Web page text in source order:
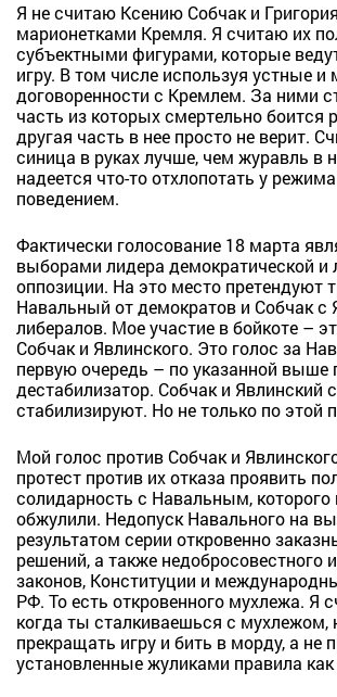
Я не считаю Ксению Собчак и
марионетками Кремля. Я считаю их
субъектными фигурами, которые
игру. В том числе используя устные
договоренности с Кремлем. За ними
часть из которых смертельно боится
другая часть в нее просто не верит.
синица в руках лучше, чем журавль в
надеется что-то отхлопотать у
поведением.
Фактически голосование 18 марта
выборами лидера демократической и
оппозиции. На это место претендуют
Навальный от демократов и Собчак с
либералов. Мое участие в бойкоте –
Собчак и Явлинского. Это голос за
первую очередь – по указанной выше
дестабилизатор. Собчак и Явлинский
стабилизируют. Но не только по этой
Мой голос против Собчак и
протест против их отказа проявить
солидарность с Навальным, которого
обжулили. Недопуск Навального на
результатом серии откровенно
решений, а также недобросовестного
законов, Конституции и
РФ. То есть откровенного мухлежа. Я
когда ты сталкиваешься с мухлежом,
прекращать игру и бить в морду, а не
установленные жуликами правила